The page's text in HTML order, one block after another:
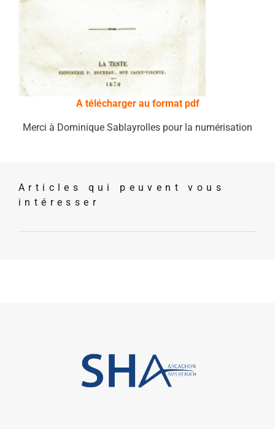
A télécharger au format pdf
Merci à Dominique Sablayrolles pour la numérisation
Articles qui peuvent vous
intéresser